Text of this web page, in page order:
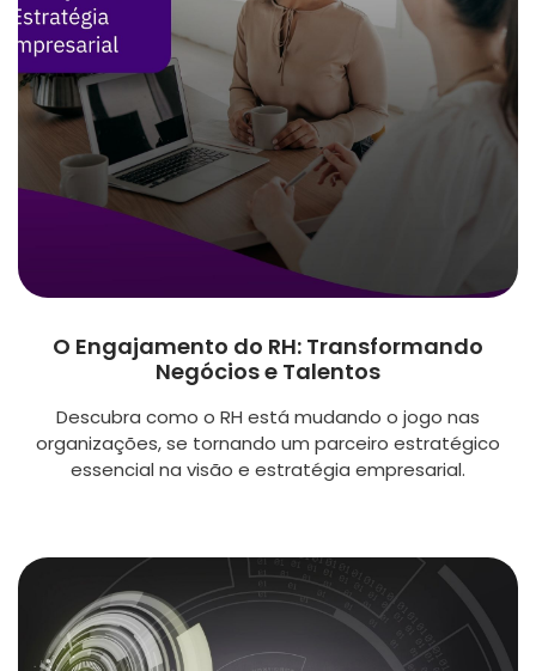
O Engajamento do RH: Transformando
Negócios e Talentos
Descubra como o RH está mudando o jogo nas
organizações, se tornando um parceiro estratégico
essencial na visão e estratégia empresarial.